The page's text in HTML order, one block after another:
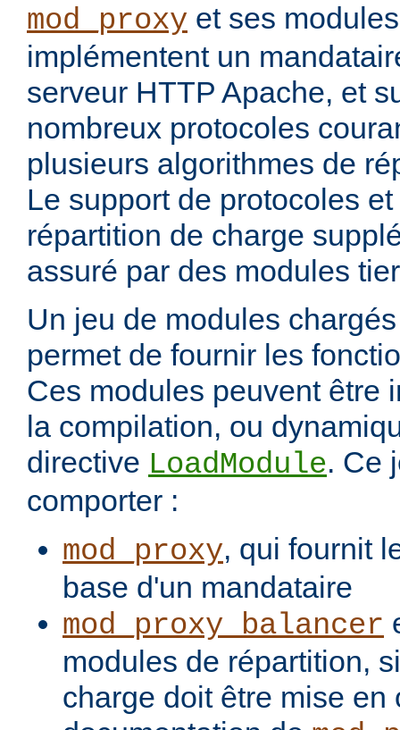
mod_proxy et ses
implémentent un
serveur HTTP Apache, et
nombreux protocoles
plusieurs algorithmes de
Le support de protocoles
répartition de charge
assuré par des modules
Un jeu de modules
permet de fournir les
Ces modules peuvent être
la compilation, ou
directive LoadModule. Ce
comporter :
mod_proxy, qui fournit
base d'un mandataire
mod_proxy_balancer
modules de répartition,
charge doit être mise en